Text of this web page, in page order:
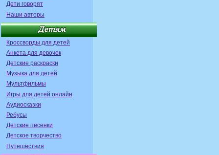
Дети говорят
Наши авторы
Кроссворды для детей
Анкета для девочек
Детские раскраски
Музыка для детей
Мультфильмы
Игры для детей онлайн
Аудиосказки
Ребусы
Детские песенки
Детское творчество
Путешествия